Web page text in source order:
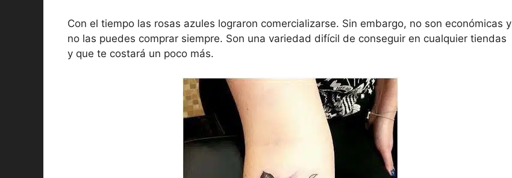
Con el tiempo las rosas azules lograron comercializarse. Sin embargo, no son económicas y
no las puedes comprar siempre. Son una variedad difícil de conseguir en cualquier tiendas
y que te costará un poco más.